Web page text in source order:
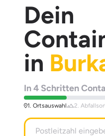
Dein
in
In 4 Schritten
1. Ortsauswahl 2.